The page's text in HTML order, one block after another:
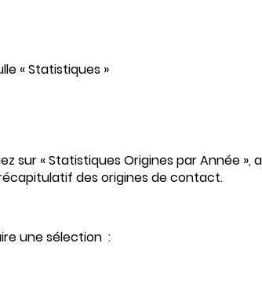
« Statistiques »
sur « Statistiques Origines par Année
des origines de contact.
une sélection :